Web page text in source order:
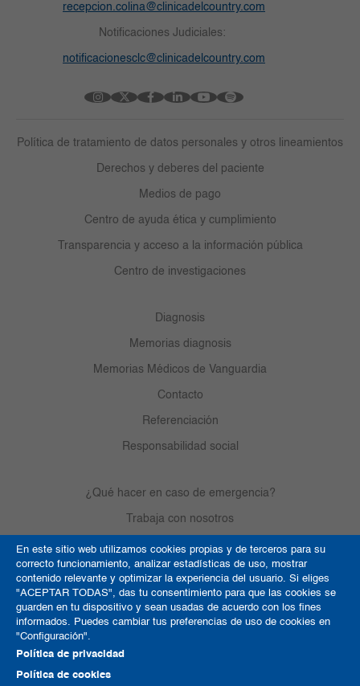
En este sitio web utilizamos cookies propias y de terceros para su
correcto funcionamiento, analizar estadísticas de uso, mostrar
contenido relevante y optimizar la experiencia del usuario. Si eliges
"ACEPTAR TODAS", das tu consentimiento para que las cookies se
guarden en tu dispositivo y sean usadas de acuerdo con los fines
informados. Puedes cambiar tus preferencias de uso de cookies en
"Configuración".
Política de privacidad
Política de cookies
recepcion.colina@clinicadelcountry.com
Notificaciones Judiciales:
notificacionesclc@clinicadelcountry.com
Política de tratamiento de datos personales y otros lineamientos
Derechos y deberes del paciente
Medios de pago
Centro de ayuda ética y cumplimiento
Transparencia y acceso a la información pública
Centro de investigaciones
Diagnosis
Memorias diagnosis
Memorias Médicos de Vanguardia
Contacto
Referenciación
Responsabilidad social
¿Qué hacer en caso de emergencia?
Trabaja con nosotros
Derechos de autor
Política de Cookies
Términos y condiciones